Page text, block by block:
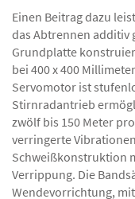
Einen Beitrag dazu
das Abtrennen additiv
Grundplatte
bei 400 x 400
Servomotor ist
Stirnradantrieb
zwölf bis 150 Meter
verringerte
Schweißkonstruktion
Verrippung. Die
Wendevorrichtung,